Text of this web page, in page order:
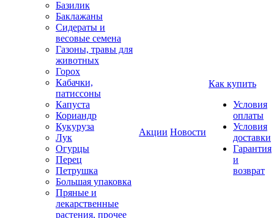
Базилик
Баклажаны
Сидераты и
весовые семена
Газоны, травы для
животных
Горох
Кабачки,
патиссоны
Капуста
Кориандр
Кукуруза
Лук
Огурцы
Перец
Петрушка
Большая упаковка
Пряные и
лекарственные
растения, прочее
Акции Новости
Как купить
Условия
оплаты
Условия
доставки
Гарантия
и
возврат